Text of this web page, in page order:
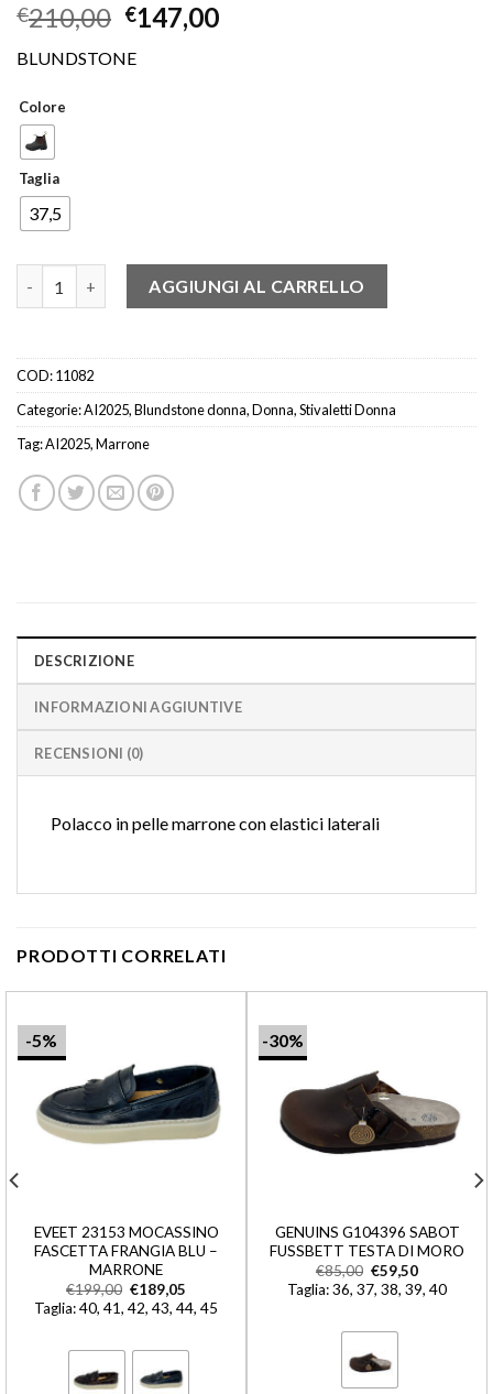
€210,00 €147,00
BLUNDSTONE
Colore
Taglia
37,5
BLUNDSTONE 500D T.MORO quantità
AGGIUNGI AL CARRELLO
COD:11082
Categorie:AI2025,Blundstone donna,Donna,Stivaletti Donna
Tag:AI2025,Marrone
DESCRIZIONE
INFORMAZIONI AGGIUNTIVE
RECENSIONI (0)
Polacco in pelle marrone con elastici laterali
PRODOTTI CORRELATI
-5%
EVEET 23153 MOCASSINO
FASCETTA FRANGIA BLU –
MARRONE
€199,00 €189,05
Taglia: 40, 41, 42, 43, 44, 45
-30%
GENUINS G104396 SABOT
FUSSBETT TESTA DI MORO
€85,00 €59,50
Taglia: 36, 37, 38, 39, 40